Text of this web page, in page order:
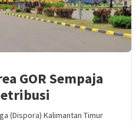
GOR Sempaja
(Dispora) Kalimantan Timur